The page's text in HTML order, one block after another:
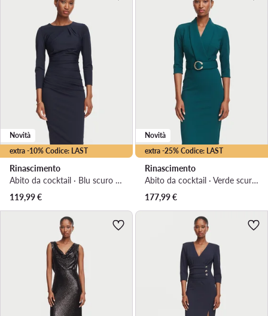
extra -10% Codice: LAST
Novità
Rinascimento
Abito da cocktail · Blu scuro · Midi
119,99€
extra -25% Codice: LAST
Novità
Rinascimento
Abito da cocktail · Verde scuro · Midi
177,99€